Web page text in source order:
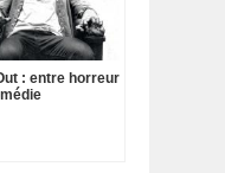
: entre horreur